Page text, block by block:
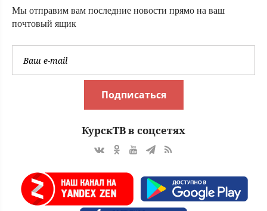
90-х
Мы отправим вам последние новости прямо на ваш
почтовый ящик
Подписаться
КурскТВ в соцсетях